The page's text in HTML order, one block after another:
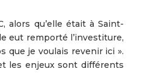
alors qu’elle était à Saint-
eut remporté l’investiture,
que je voulais revenir ici ».
les enjeux sont différents